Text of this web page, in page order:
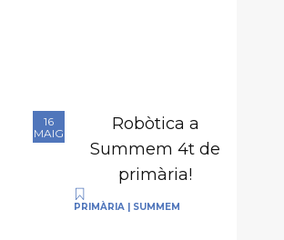
16
MAIG
Robòtica a
Summem 4t de
primària!
PRIMÀRIA | SUMMEM